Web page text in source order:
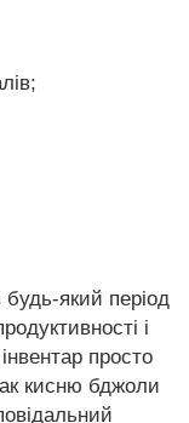
який період
і
просто
кисню бджоли